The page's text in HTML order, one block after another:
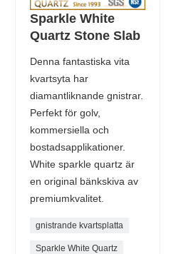
Sparkle White
Quartz Stone Slab
Denna fantastiska vita
kvartsyta har
diamantliknande gnistrar.
Perfekt för golv,
kommersiella och
bostadsapplikationer.
White sparkle quartz är
en original bänkskiva av
premiumkvalitet.
gnistrande kvartsplatta
Sparkle White Quartz